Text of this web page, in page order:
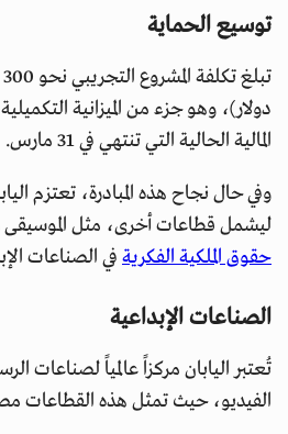
توسيع الحماية
دولار)، وهو جزء من الميزانية
المالية الحالية التي تنتهي في 31 مارس.
وفي حال نجاح هذه المبادرة، تعتزم
ليشمل قطاعات أخرى، مثل الموسيقى
حقوق الملكية الفكرية في الصناعات
الصناعات الإبداعية
تُعتبر اليابان مركزاً عالمياً لصناعات
الفيديو، حيث تمثل هذه القطاعات